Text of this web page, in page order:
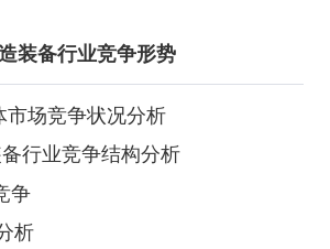
装备行业竞争形势
市场竞争状况分析
行业竞争结构分析
争
析